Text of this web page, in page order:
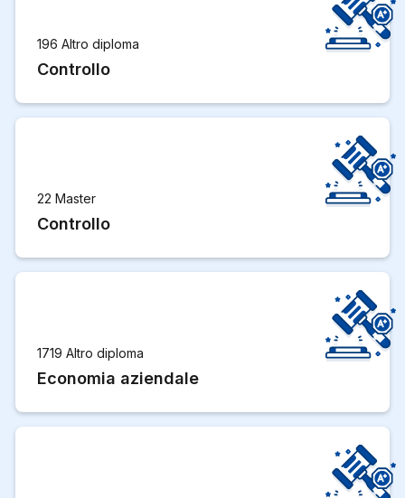
196 Altro diploma
Controllo
22 Master
Controllo
1719 Altro diploma
Economia aziendale